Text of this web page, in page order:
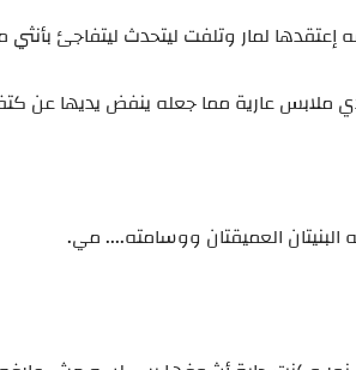
لمار وتلفت ليتحدث ليتفاجئ بأنثي
ملابس عارية مما جعله ينفض يديها عن
العميقتان ووسامته.... مي.